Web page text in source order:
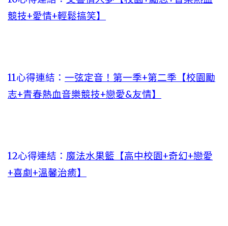
競技+愛情+輕鬆搞笑】
11心得連結： 一弦定音！第一季+第二季【校園勵
志+青春熱血音樂競技+戀愛&友情】
12心得連結： 魔法水果籃【高中校園+奇幻+戀愛
+喜劇+溫馨治癒】